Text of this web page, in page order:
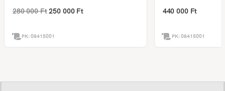
280 000 Ft 250 000 Ft
PK:08415001
440 000 Ft
PK:08415001